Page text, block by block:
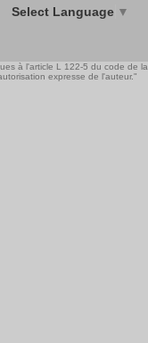
Select Language ▼
à l'article L 122-5 du code de la
expresse de l'auteur."